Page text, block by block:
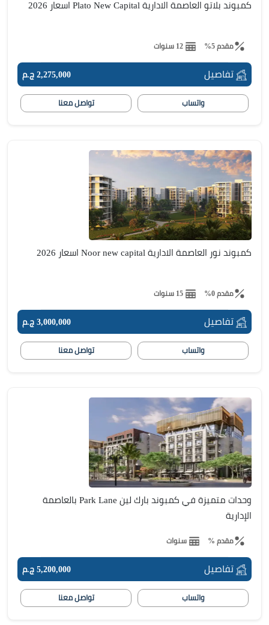
كمبوند بلاتو العاصمة الادارية Plato New Capital اسعار 2026
مقدم 5% 12 سنوات
تفاصيل 2,275,000 ج.م
واتساب تواصل معنا
كمبوند نور العاصمة الادارية Noor new capital اسعار 2026
مقدم 0% 15 سنوات
تفاصيل 3,000,000 ج.م
واتساب تواصل معنا
وحدات متميزة في كمبوند بارك لين Park Lane بالعاصمة
الإدارية
مقدم % سنوات
تفاصيل 5,200,000 ج.م
واتساب تواصل معنا